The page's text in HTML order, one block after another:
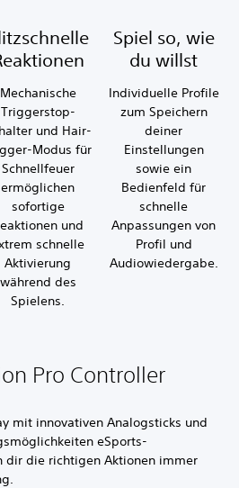
Mechanische
Triggerstop-
und Hair-
Modus für
Schnellfeuer
ermöglichen
sofortige
und
schnelle
Aktivierung
während des
Spielens.
Spiel so, wie
du willst
Individuelle Profile
zum Speichern
deiner
Einstellungen
sowie ein
Bedienfeld für
schnelle
Anpassungen von
Profil und
Audiowiedergabe.
Pro Controller
mit innovativen Analogsticks und
eSports-
dir die richtigen Aktionen immer